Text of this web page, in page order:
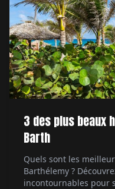
3 des plus beaux
Barth
Quels sont les
Barthélemy ?
incontournables pour